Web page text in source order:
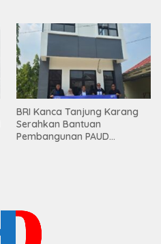
Mesuji
BRI Kanca Tanjung Karang
Serahkan Bantuan
Pembangunan PAUD